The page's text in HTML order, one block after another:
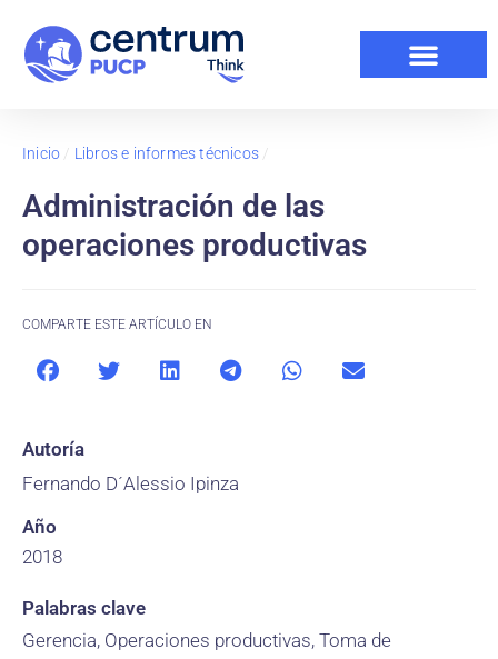
Inicio / Libros e informes técnicos /
Administración de las
operaciones productivas
COMPARTE ESTE ARTÍCULO EN
Autoría
Fernando D´Alessio Ipinza
Año
2018
Palabras clave
Gerencia, Operaciones productivas, Toma de